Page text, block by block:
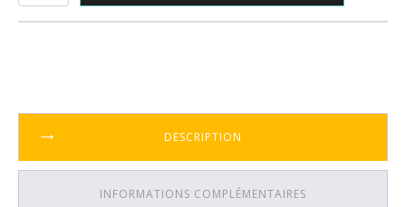
initial
260,00€.
actuel
990,00€.
DESCRIPTION
INFORMATIONS COMPLÉMENTAIRES